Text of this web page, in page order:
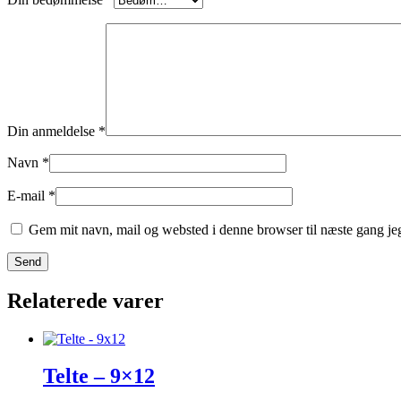
Din anmeldelse *
Navn *
E-mail *
Gem mit navn, mail og websted i denne browser til næste gang
Relaterede varer
Telte – 9×12